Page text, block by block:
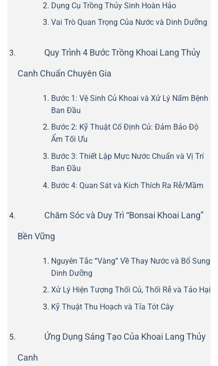
Dụng Cụ Trồng Thủy Sinh Hoàn Hảo
Vai Trò Quan Trọng Của Nước và Dinh Dưỡng
Quy Trình 4 Bước Trồng Khoai Lang Thủy
Canh Chuẩn Chuyên Gia
Bước 1: Vệ Sinh Củ Khoai và Xử Lý Nấm Bệnh
Ban Đầu
Bước 2: Kỹ Thuật Cố Định Củ: Đảm Bảo Độ
Ẩm Tối Ưu
Bước 3: Thiết Lập Mực Nước Chuẩn và Vị Trí
Ban Đầu
Bước 4: Quan Sát và Kích Thích Ra Rễ/Mầm
Chăm Sóc và Duy Trì “Bonsai Khoai Lang”
Bền Vững
Nguyên Tắc “Vàng” Về Thay Nước và Bổ Sung
Dinh Dưỡng
Xử Lý Hiện Tượng Thối Củ, Thối Rễ và Tảo Hại
Kỹ Thuật Thu Hoạch và Tỉa Tót Cây
Ứng Dụng Sáng Tạo Của Khoai Lang Thủy
Canh